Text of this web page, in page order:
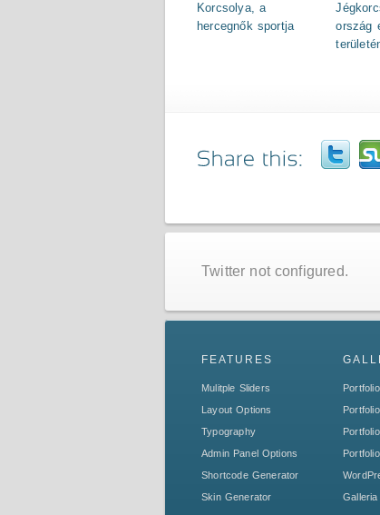
Korcsolya, a
hercegnők sportja
ország
Twitter not configured.
FEATURES
Mulitple Sliders
Layout Options
Typography
Admin Panel Options
Shortcode Generator
Skin Generator